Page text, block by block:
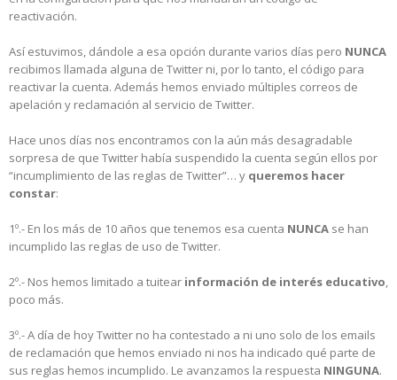
reactivación.
Así estuvimos, dándole a esa opción durante varios días pero NUNCA
recibimos llamada alguna de Twitter ni, por lo tanto, el código para
reactivar la cuenta. Además hemos enviado múltiples correos de
apelación y reclamación al servicio de Twitter.
Hace unos días nos encontramos con la aún más desagradable
sorpresa de que Twitter había suspendido la cuenta según ellos por
“incumplimiento de las reglas de Twitter”… y queremos hacer
constar:
1º.- En los más de 10 años que tenemos esa cuenta NUNCA se han
incumplido las reglas de uso de Twitter.
2º.- Nos hemos limitado a tuitear información de interés educativo,
poco más.
3º.- A día de hoy Twitter no ha contestado a ni uno solo de los emails
de reclamación que hemos enviado ni nos ha indicado qué parte de
sus reglas hemos incumplido. Le avanzamos la respuesta NINGUNA.